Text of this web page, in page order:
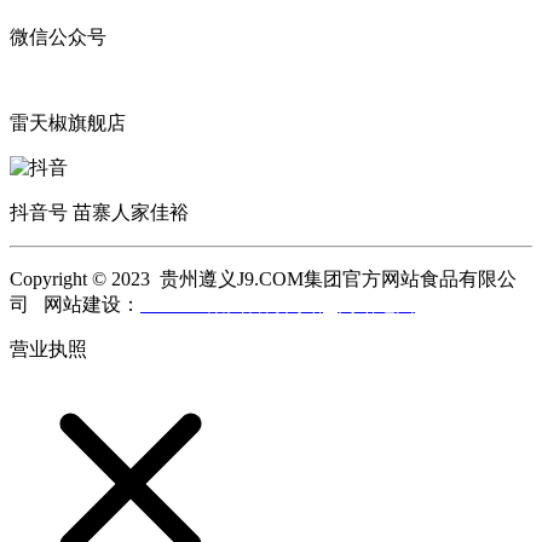
微信公众号
雷天椒旗舰店
抖音号 苗寨人家佳裕
Copyright © 2023 贵州遵义J9.COM集团官方网站食品有限公
司 网站建设：
营业执照